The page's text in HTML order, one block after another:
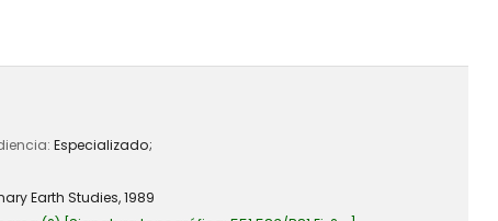
Especializado;
Earth Studies,1989